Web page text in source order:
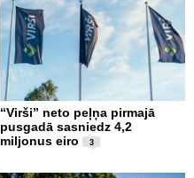
“Virši” neto peļņa pirmajā
pusgadā sasniedz 4,2
miljonus eiro
3